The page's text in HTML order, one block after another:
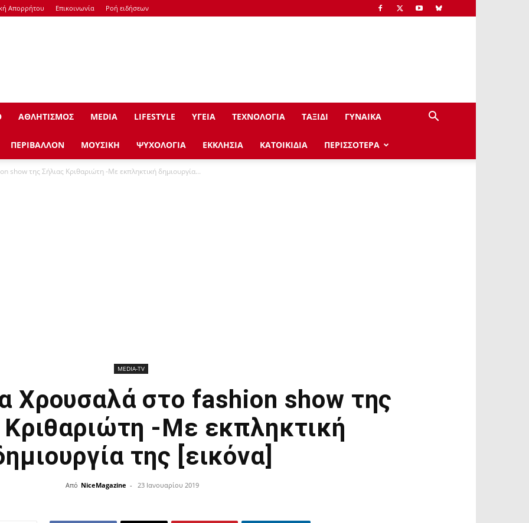
Απορρήτου Επικοινωνία Ροή ειδήσεων
ΑΘΛΗΤΙΣΜΟΣ ΜEDIA LIFESTYLE ΥΓΕΙΑ ΤΕΧΝΟΛΟΓΙΑ ΤΑΞΙΔΙ ΓΥΝΑΙΚΑ
ΠΕΡΙΒΑΛΛΟΝ ΜΟΥΣΙΚΗ ΨΥΧΟΛΟΓΙΑ ΕΚΚΛΗΣΙΑ ΚΑΤΟΙΚΙΔΙΑ ΠΕΡΙΣΣΟΤΕΡΑ
show της Σήλιας Κριθαριώτη -Με εκπληκτική δημιουργία...
ΜEDIA-TV
Χρουσαλά στο fashion show της
Κριθαριώτη -Με εκπληκτική
της [εικόνα]
Από NiceMagazine - 23 Ιανουαρίου 2019